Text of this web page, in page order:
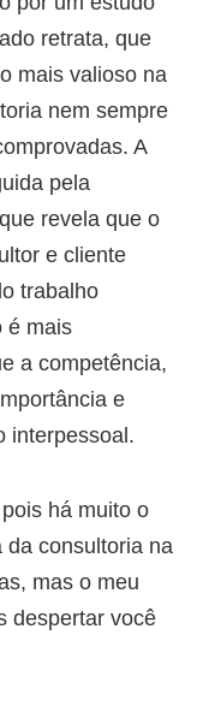
retrata, que
mais valioso na
nem sempre
A
pela
revela que o
e cliente
trabalho
é mais
a competência,
e
interpessoal.
há muito o
da consultoria na
mas o meu
despertar você